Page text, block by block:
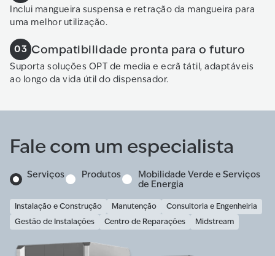
Inclui mangueira suspensa e retração da mangueira para
uma melhor utilização.
03 Compatibilidade pronta para o futuro
Suporta soluções OPT de media e ecrã tátil, adaptáveis
ao longo da vida útil do dispensador.
Fale com um especialista
Serviços Produtos
Mobilidade Verde e Serviços
de Energia
Instalação e Construção Manutenção
Consultoria e Engenheiria
Gestão de Instalações
Centro de Reparações Midstream